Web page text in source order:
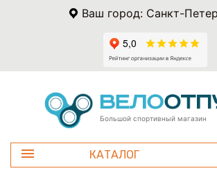
Ваш город: Санкт-
Большой спортивный магазин
КАТАЛОГ